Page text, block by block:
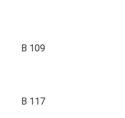
B 109
B 117